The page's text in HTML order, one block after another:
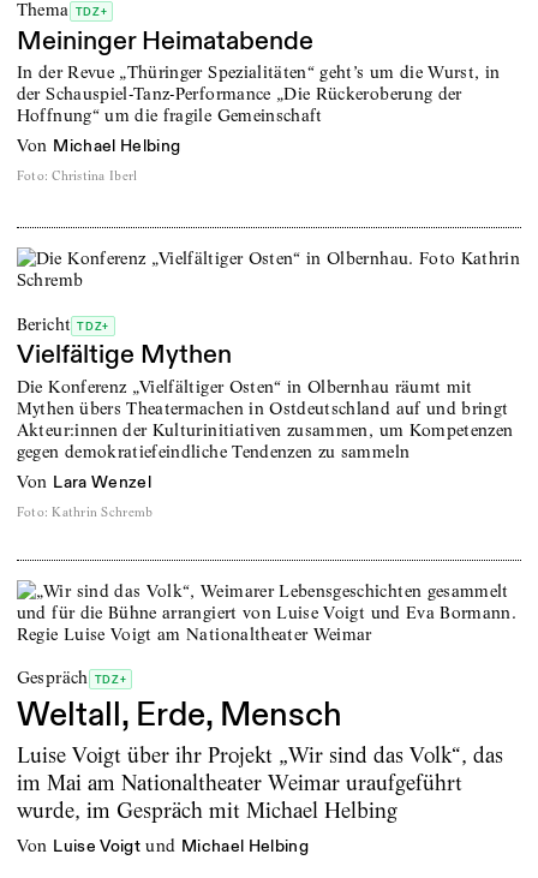
Thema TDZ+
Meininger Heimatabende
In der Revue „Thüringer Spezialitäten“ geht’s um die Wurst, in
der Schauspiel-Tanz-Performance „Die Rückeroberung der
Hoffnung“ um die fragile Gemeinschaft
von Michael Helbing
Foto: Christina Iberl
Bericht TDZ+
Vielfältige Mythen
Die Konferenz „Vielfältiger Osten“ in Olbernhau räumt mit
Mythen übers Theatermachen in Ostdeutschland auf und bringt
Akteur:innen der Kulturinitiativen zusammen, um Kompetenzen
gegen demokratiefeindliche Tendenzen zu sammeln
von Lara Wenzel
Foto: Kathrin Schremb
Gespräch TDZ+
Weltall, Erde, Mensch
Luise Voigt über ihr Projekt „Wir sind das Volk“, das
im Mai am Nationaltheater Weimar uraufgeführt
wurde, im Gespräch mit Michael Helbing
von Luise Voigt und Michael Helbing